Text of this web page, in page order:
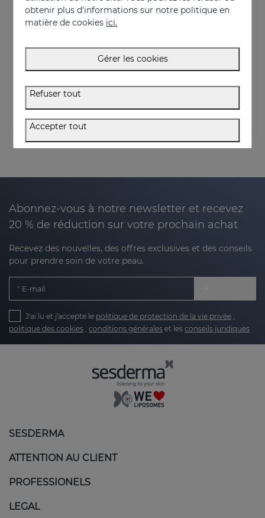
SEBOVALIS Crème
Rougeurs et desquamation
26.95 €
SEBOVALIS Gel Facial
Abonnez-vous à notre newsletter et recevez
20 % de réduction sur votre prochain achat
Recevez des nouvelles, des offres exclusives et des conseils
pour prendre soin de votre peau.
E-mail
J'ai lu et j'accepte le politique de protection de la vie privée
politique des cookies conditions générales et les conseils juridiques
SESDERMA
ATTENTION AU CLIENT
PROFESSIONELS
LEGAL
obtenir plus d'informations sur notre politique en
matière de cookies ici.
Gérer les cookies
Refuser tout
Accepter tout